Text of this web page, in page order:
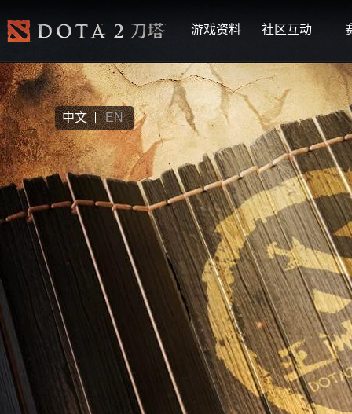
游戏资料 社区互动
中文 EN